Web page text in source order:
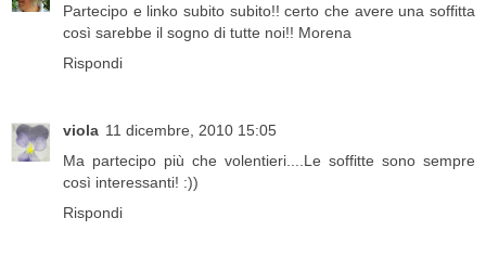
Partecipo e linko subito subito!! certo che avere una soffitta
così sarebbe il sogno di tutte noi!! Morena
Rispondi
viola 11 dicembre, 2010 15:05
Ma partecipo più che volentieri....Le soffitte sono sempre
così interessanti! :))
Rispondi